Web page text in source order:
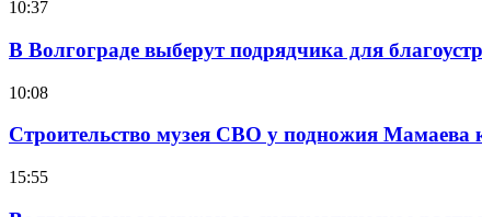
10:37
В Волгограде выберут подрядчика для
10:08
Строительство музея СВО у подножия
15:55